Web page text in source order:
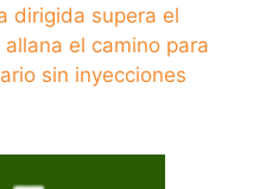
dirigida supera el
el camino para
sin inyecciones